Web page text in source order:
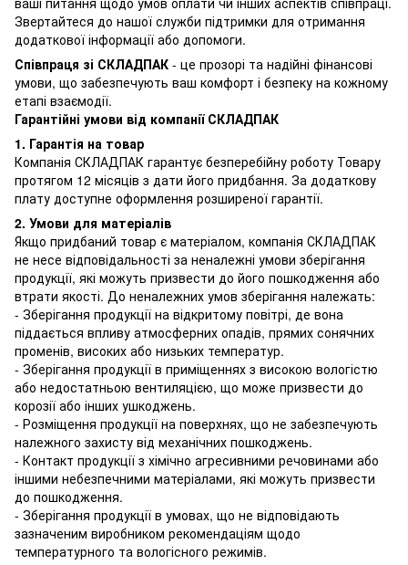
Звертайтеся до нашої служби підтримки для отримання
додаткової інформації або допомоги.
Співпраця зі СКЛАДПАК - це прозорі та надійні фінансові
умови, що забезпечують ваш комфорт і безпеку на кожному
етапі взаємодії.
Гарантійні умови від компанії СКЛАДПАК
1. Гарантія на товар
Компанія СКЛАДПАК гарантує безперебійну роботу Товару
протягом 12 місяців з дати його придбання. За додаткову
плату доступне оформлення розширеної гарантії.
2. Умови для матеріалів
Якщо придбаний товар є матеріалом, компанія СКЛАДПАК
не несе відповідальності за неналежні умови зберігання
продукції, які можуть призвести до його пошкодження або
втрати якості. До неналежних умов зберігання належать:
- Зберігання продукції на відкритому повітрі, де вона
піддається впливу атмосферних опадів, прямих сонячних
променів, високих або низьких температур.
- Зберігання продукції в приміщеннях з високою вологістю
або недостатньою вентиляцією, що може призвести до
корозії або інших ушкоджень.
- Розміщення продукції на поверхнях, що не забезпечують
належного захисту від механічних пошкоджень.
- Контакт продукції з хімічно агресивними речовинами або
іншими небезпечними матеріалами, які можуть призвести
до пошкодження.
- Зберігання продукції в умовах, що не відповідають
зазначеним виробником рекомендаціям щодо
температурного та вологісного режимів.